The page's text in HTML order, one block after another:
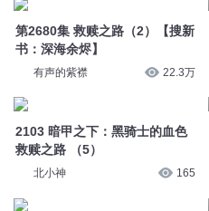
第2680集 救赎之路（2）【搜新
书：深海余烬】
有声的紫襟 22.3万
2103 暗甲之下：黑骑士的血色
救赎之路 （5）
北小神 165